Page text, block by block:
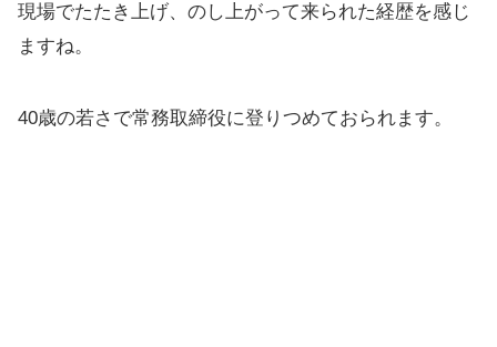
現場でたたき上げ、のし上がって来られた経歴を感じ
ますね。
40歳の若さで常務取締役に登りつめておられます。